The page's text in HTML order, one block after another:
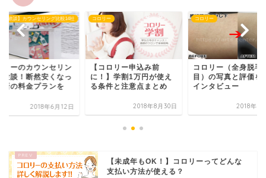
ロリー申込み前
】学割1万円が使え
件と注意点まとめ
2018年8月30日
コロリー
コロリー（全身脱毛2回
目）の写真と評価を突撃
インタビュー
2018年7月16日
【脱毛体験談】カウンセリング
コロリーのカウンセ
グ体験談！断然安く
た最新の料金プラン
2018年6
【未成年もOK！】コロリーってどんな
支払い方法が使える？